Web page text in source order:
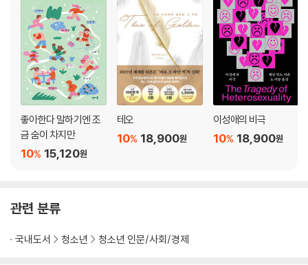
도전적 성향을 가진 사람들
비판적 성향을 가진 사람들
짓궂은 유형의 사람들
열정이 과도한 사람들
왜 어떤 사람들은 같이 있기 힘들까?
친구 집에서 하룻밤 자고 올 때
합숙 캠프에 참가했을 때
자폐 스펙트럼 장애
좋아한다 말하기엔 조
금 숨이 차지만
15,120원
10%
테오
18,900원
10%
이성애의 비극
18,900원
10%
관련 분류
국내도서 청소년 청소년 인문/사회/경제